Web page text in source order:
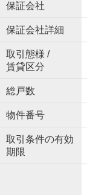
保証会社
保証会社詳細
取引態様 /
賃貸区分
総戸数
物件番号
取引条件の有効
期限